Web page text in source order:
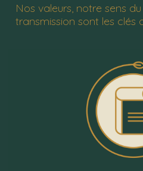
Nos valeurs, notre sens
transmission sont les